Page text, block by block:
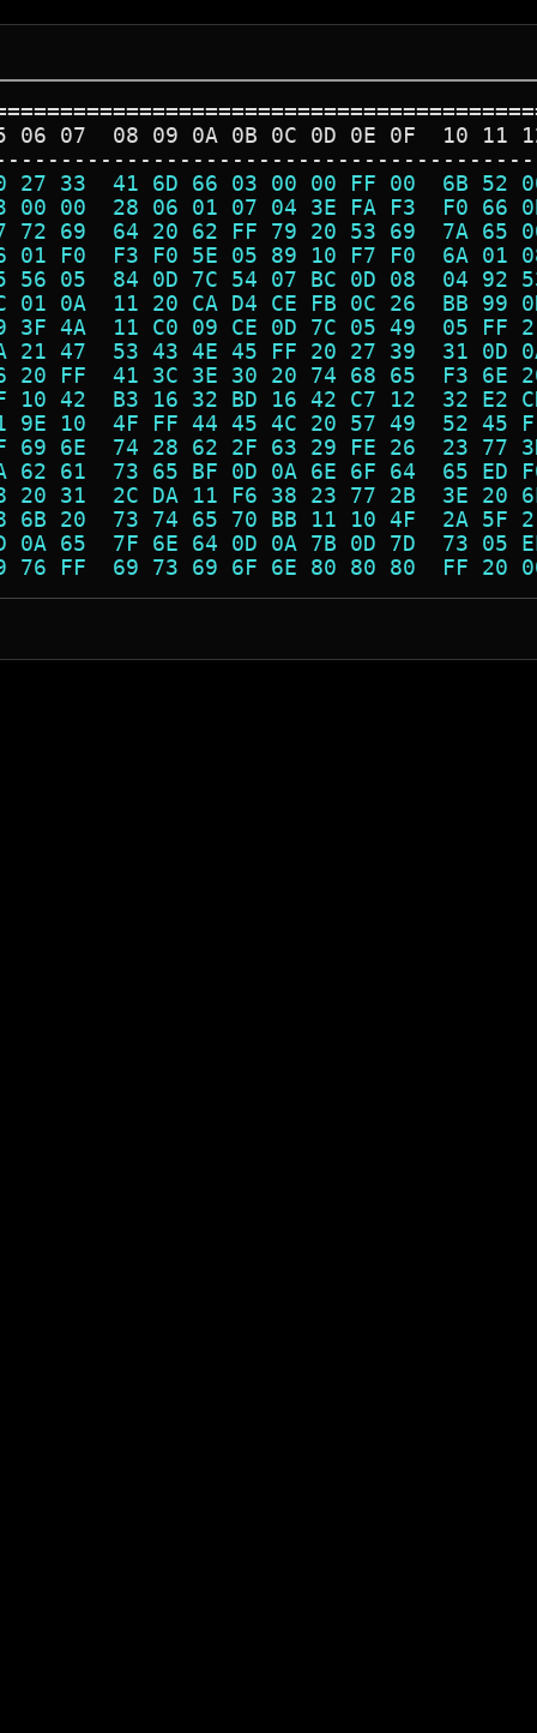
06 07  08 09 0A 0B 0C 0D 0E 0F  10 11
27 33  41 6D 66 03 00 00 FF 00  6B
00 00  28 06 01 07 04 3E FA F3  F0
72 69  64 20 62 FF 79 20 53 69  7A
01 F0  F3 F0 5E 05 89 10 F7 F0  6A
56 05  84 0D 7C 54 07 BC 0D 08  04
01 0A  11 20 CA D4 CE FB 0C 26  BB
3F 4A  11 C0 09 CE 0D 7C 05 49  05
21 47  53 43 4E 45 FF 20 27 39  31
20 FF  41 3C 3E 30 20 74 68 65  F3
10 42  B3 16 32 BD 16 42 C7 12  32
9E 10  4F FF 44 45 4C 20 57 49  52
69 6E  74 28 62 2F 63 29 FE 26  23
62 61  73 65 BF 0D 0A 6E 6F 64  65
20 31  2C DA 11 F6 38 23 77 2B  3E
6B 20  73 74 65 70 BB 11 10 4F  2A
0A 65  7F 6E 64 0D 0A 7B 0D 7D  73
76 FF  69 73 69 6F 6E 80 80 80  FF